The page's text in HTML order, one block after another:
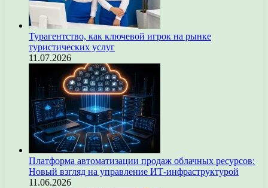
Турагентство, как ключевой игрок на рынке
туристических услуг
11.07.2026
Платформа автоматизации продаж облачных ресурсов:
Новый взгляд на управление ИТ-инфраструктурой
11.06.2026